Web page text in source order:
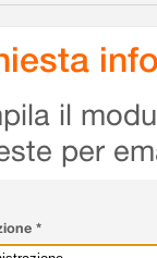
il
per
*